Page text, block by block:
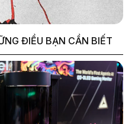
ĐIỀU BẠN CẦN BIẾT